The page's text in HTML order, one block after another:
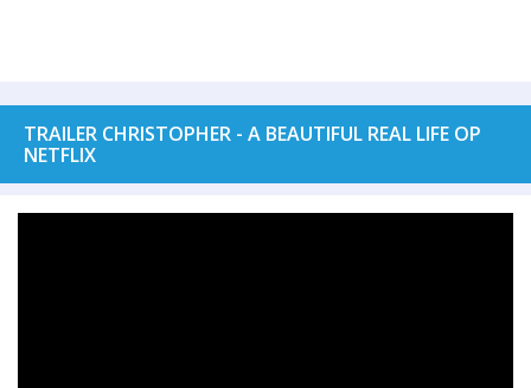
TRAILER CHRISTOPHER - A BEAUTIFUL REAL LIFE OP
NETFLIX